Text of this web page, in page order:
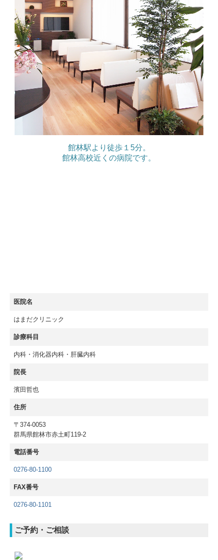
館林駅より徒歩１5分。
館林高校近くの病院です。
医院名
はまだクリニック
診療科目
内科・消化器内科・肝臓内科
院長
濱田哲也
住所
〒374-0053
群馬県館林市赤土町119-2
電話番号
0276-80-1100
FAX番号
0276-80-1101
ご予約・ご相談